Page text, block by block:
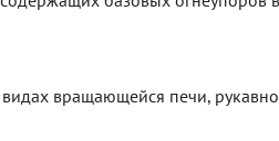
вращающейся печи,